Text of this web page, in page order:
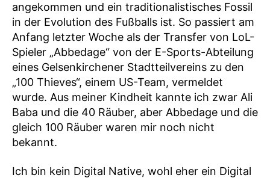
angekommen und ein traditionalistisches Fossil
in der Evolution des Fußballs ist. So passiert am
Anfang letzter Woche als der Transfer von LoL-
Spieler „Abbedage“ von der E-Sports-Abteilung
eines Gelsenkirchener Stadtteilvereins zu den
„100 Thieves“, einem US-Team, vermeldet
wurde. Aus meiner Kindheit kannte ich zwar Ali
Baba und die 40 Räuber, aber Abbedage und die
gleich 100 Räuber waren mir noch nicht
bekannt.
Ich bin kein Digital Native, wohl eher ein Digital